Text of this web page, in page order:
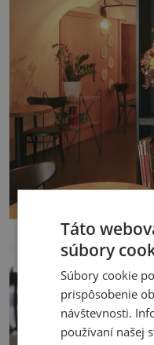
Táto
súbory
Súbory cookie
prispôsobenie
návštevnosti.
používaní našej